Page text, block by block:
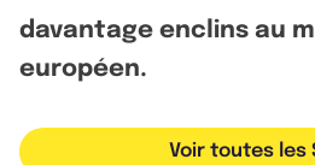
davantage enclins au
européen.
Voir toutes les